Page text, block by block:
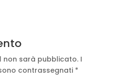
non sarà pubblicato. I
contrassegnati *